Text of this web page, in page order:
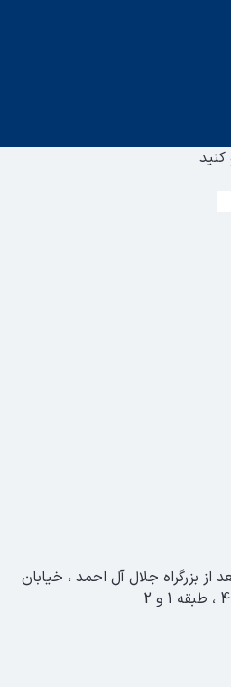
از بزرگراه جلال آل احمد ، خیابان